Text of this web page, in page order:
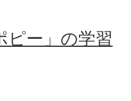
ピー」の学習